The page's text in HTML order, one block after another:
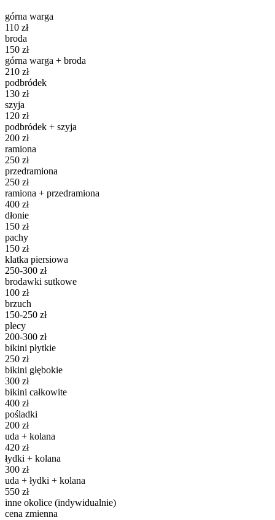
górna warga
110 zł
broda
150 zł
górna warga + broda
210 zł
podbródek
130 zł
szyja
120 zł
podbródek + szyja
200 zł
ramiona
250 zł
przedramiona
250 zł
ramiona + przedramiona
400 zł
dłonie
150 zł
pachy
150 zł
klatka piersiowa
250-300 zł
brodawki sutkowe
100 zł
brzuch
150-250 zł
plecy
200-300 zł
bikini płytkie
250 zł
bikini głębokie
300 zł
bikini całkowite
400 zł
pośladki
200 zł
uda + kolana
420 zł
łydki + kolana
300 zł
uda + łydki + kolana
550 zł
inne okolice (indywidualnie)
cena zmienna